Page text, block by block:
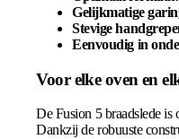
Gelijkmatige
Stevige
Eenvoudig in
Voor elke oven en
De Fusion 5 braadslede
Dankzij de robuuste